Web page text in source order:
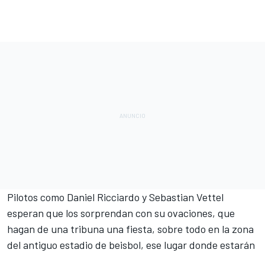
Pilotos como Daniel Ricciardo y Sebastian Vettel
esperan que los sorprendan con su ovaciones, que
hagan de una tribuna una fiesta, sobre todo en la zona
del antiguo estadio de beisbol, ese lugar donde estarán